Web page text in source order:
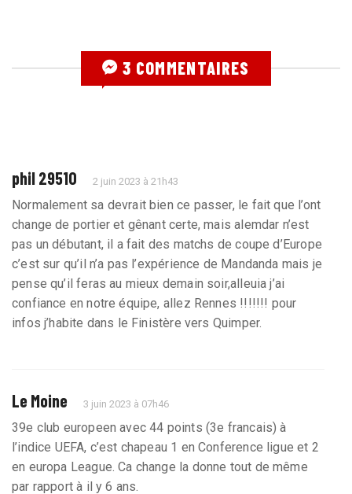
3 COMMENTAIRES
phil 29510 2 juin 2023 à 21h43
Normalement sa devrait bien ce passer, le fait que l’ont
change de portier et gênant certe, mais alemdar n’est
pas un débutant, il a fait des matchs de coupe d’Europe
c’est sur qu’il n’a pas l’expérience de Mandanda mais je
pense qu’il feras au mieux demain soir,alleuia j’ai
confiance en notre équipe, allez Rennes !!!!!!! pour
infos j’habite dans le Finistère vers Quimper.
Le Moine 3 juin 2023 à 07h46
39e club europeen avec 44 points (3e francais) à
l’indice UEFA, c’est chapeau 1 en Conference ligue et 2
en europa League. Ca change la donne tout de même
par rapport à il y 6 ans.